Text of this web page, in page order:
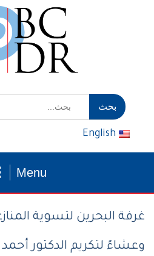
إبحث
عن:
English
Menu
غرفة البحرين لتسوية
وعشاءً لتكريم الدكتور أحمد